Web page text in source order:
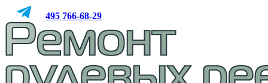
495 766-68-29